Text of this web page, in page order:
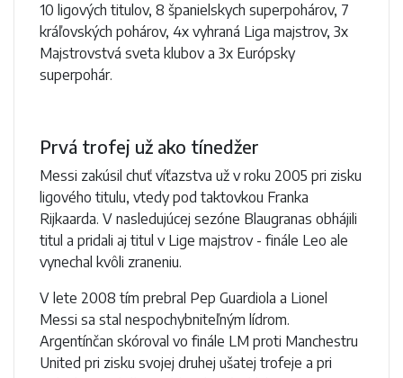
10 ligových titulov, 8 španielskych superpohárov, 7
kráľovských pohárov, 4x vyhraná Liga majstrov, 3x
Majstrovstvá sveta klubov a 3x Európsky
superpohár.
Prvá trofej už ako tínedžer
Messi zakúsil chuť víťazstva už v roku 2005 pri zisku
ligového titulu, vtedy pod taktovkou Franka
Rijkaarda. V nasledujúcej sezóne Blaugranas obhájili
titul a pridali aj titul v Lige majstrov - finále Leo ale
vynechal kvôli zraneniu.
V lete 2008 tím prebral Pep Guardiola a Lionel
Messi sa stal nespochybniteľným lídrom.
Argentínčan skóroval vo finále LM proti Manchestru
United pri zisku svojej druhej ušatej trofeje a pri